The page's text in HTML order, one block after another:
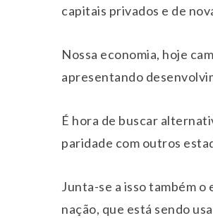
capitais privados e de
Nossa economia, hoje
apresentando
É hora de buscar
paridade com outros
Junta-se a isso também
nação, que está sendo